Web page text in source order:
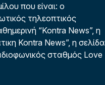
που είναι: ο
τηλεοπτικός
“Kontra News”, η
Kontra News”, η σελίδα
σταθμός Love